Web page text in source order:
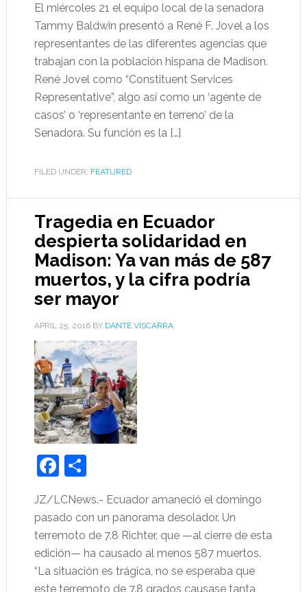
El miércoles 21 el equipo local de la senadora
Tammy Baldwin presentó a René F. Jovel a los
representantes de las diferentes agencias que
trabajan con la población hispana de Madison.
René Jovel como “Constituent Services
Representative”, algo así como un ‘agente de
casos’ o ‘representante en terreno’ de la
Senadora. Su función es la […]
FILED UNDER: FEATURED
Tragedia en Ecuador
despierta solidaridad en
Madison: Ya van más de 587
muertos, y la cifra podría
ser mayor
APRIL 25, 2016BY DANTE VISCARRA
Facebook
Share
JZ/LCNews.- Ecuador amaneció el domingo
pasado con un panorama desolador. Un
terremoto de 7.8 Richter, que —al cierre de esta
edición— ha causado al menos 587 muertos.
“La situación es trágica, no se esperaba que
este terremoto de 7.8 grados causase tanta